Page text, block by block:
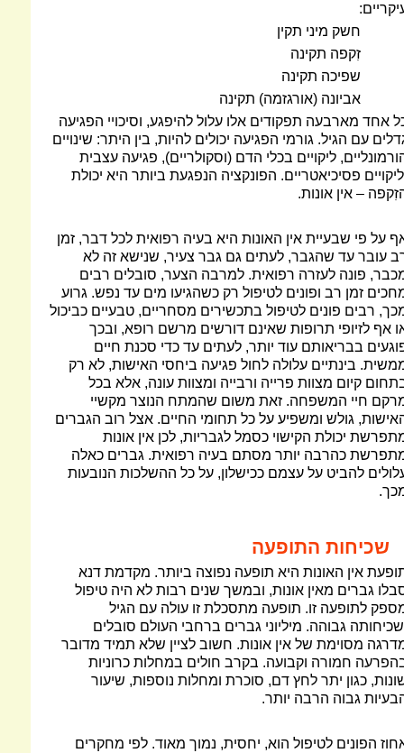
חשק מיני תקין
זִקפה תקינה
שפיכה תקינה
אביונה (אורגזמה) תקינה
אחד מארבעה תפקודים אלו עלול להיפגע, וסיכויי הפגיעה
עם הגיל. גורמי הפגיעה יכולים להיות, בין היתר: שינויים
ליקויים בכלי הדם (וסקולריים), פגיעה עצבית
פסיכיאטריים. הפונקציה הנפגעת ביותר היא יכולת
– אין אונות.
על פי שבעיית אין האונות היא בעיה רפואית לכל דבר, זמן
עובר עד שהגבר, לעתים גם גבר צעיר, שנישא זה לא
פונה לעזרה רפואית. למרבה הצער, סובלים רבים
זמן רב ופונים לטיפול רק כשהגיעו מים עד נפש. גרוע
רבים פונים לטיפול בתכשירים מסחריים, טבעיים כביכול
אף לזיופי תרופות שאינם דורשים מרשם רופא, ובכך
בבריאותם עוד יותר, לעתים עד כדי סכנת חיים
בינתיים עלולה לחול פגיעה ביחסי האישות, לא רק
קיום מצוות פרייה ורבייה ומצוות עונה, אלא בכל
חיי המשפחה. זאת משום שהמתח הנוצר מקשיי
גולש ומשפיע על כל תחומי החיים. אצל רוב הגברים
יכולת הקישוי כסמל לגבריות, לכן אין אונות
כהרבה יותר מסתם בעיה רפואית. גברים כאלה
להביט על עצמם ככישלון, על כל ההשלכות הנובעות
שכיחות התופעה
אין האונות היא תופעה נפוצה ביותר. מקדמת דנא
גברים מאין אונות, ובמשך שנים רבות לא היה טיפול
לתופעה זו. תופעה מתסכלת זו עולה עם הגיל
גבוהה. מיליוני גברים ברחבי העולם סובלים
מסוימת של אין אונות. חשוב לציין שלא תמיד מדובר
חמורה וקבועה. בקרב חולים במחלות כרוניות
כגון יתר לחץ דם, סוכרת ומחלות נוספות, שיעור
גבוה הרבה יותר.
הפונים לטיפול הוא, יחסית, נמוך מאוד. לפי מחקרים